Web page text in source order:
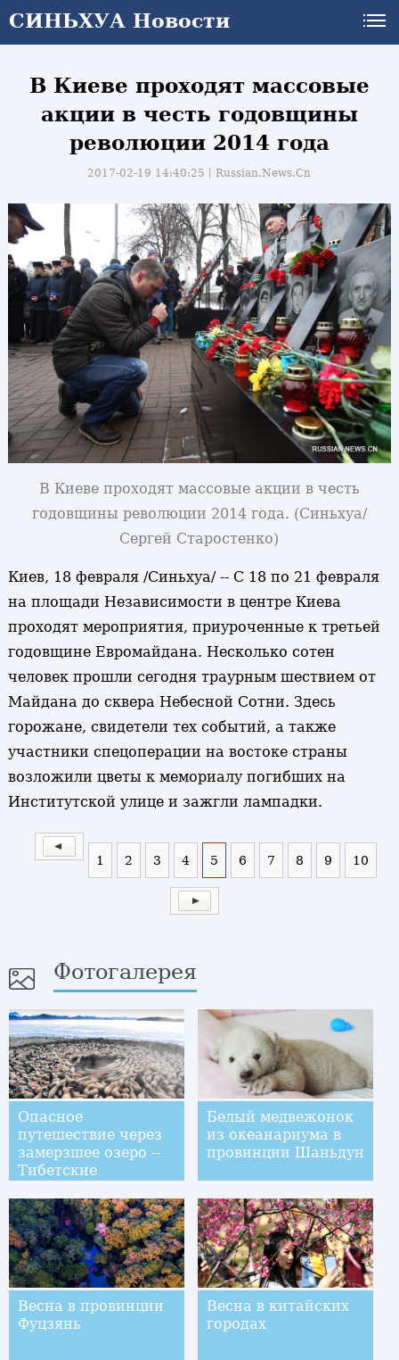
СИНЬХУА Новости
В Киеве проходят массовые
акции в честь годовщины
революции 2014 года
2017-02-19 14:40:25丨Russian.News.Cn
В Киеве проходят массовые акции в честь
годовщины революции 2014 года. (Синьхуа/
Сергей Старостенко)
Киев, 18 февраля /Синьхуа/ -- С 18 по 21 февраля
на площади Независимости в центре Киева
проходят мероприятия, приуроченные к третьей
годовщине Евромайдана. Несколько сотен
человек прошли сегодня траурным шествием от
Майдана до сквера Небесной Сотни. Здесь
горожане, свидетели тех событий, а также
участники спецоперации на востоке страны
возложили цветы к мемориалу погибших на
Институтской улице и зажгли лампадки.
1 2 3 4 5 6 7 8 9 10
Фотогалерея
Опасное
путешествие через
замерзшее озеро --
Тибетские
перегоняют стада
на зимнее пастбище
Белый медвежонок
из океанариума в
провинции Шаньдун
Весна в провинции
Фуцзянь
Весна в китайских
городах